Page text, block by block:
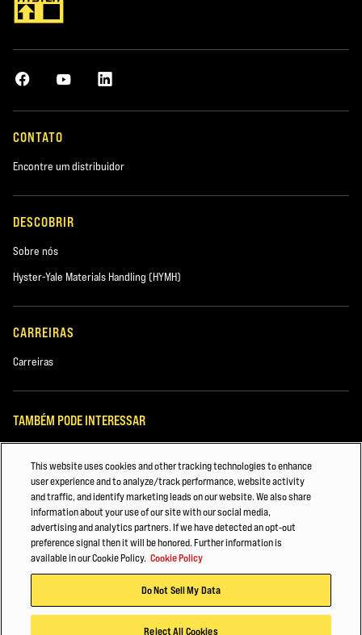
CONTATO
Encontre um distribuidor
DESCOBRIR
Sobre nós
Hyster-Yale Materials Handling (HYMH)
CARREIRAS
Carreiras
TAMBÉM PODE INTERESSAR
Motivos para Escolher Hyster: Descubra Agora
MANUTENÇÃO DA EMPILHADEIRA HYSTER®
© 2026 Hyster-Yale Materials Handling, Inc., todos os direitos reservados.
Termos de utilização
Código de Conduta Para Parceiros Comerciais
Política de Cookies
This website uses cookies and other tracking technologies to enhance
user experience and to analyze/track performance, website activity
and traffic, and identify marketing leads on our website. We also share
information about your use of our site with our social media,
advertising and analytics partners. If we have detected an opt-out
preference signal then it will be honored. Further information is
available in our Cookie Policy. Cookie Policy
Do Not Sell My Data
Reject All Cookies